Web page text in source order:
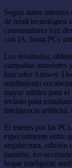
Según datos
de retail tecnológico
consumidores van
con IA, hasta PCs
Los resultados,
campañas anteriores
buscador Answer
rendimiento
mayor nitidez para
teclado para
inteligencia artificial,
El interés por las
especialmente entre
arquitectura, edición
paralelo, los
hogar inteligente